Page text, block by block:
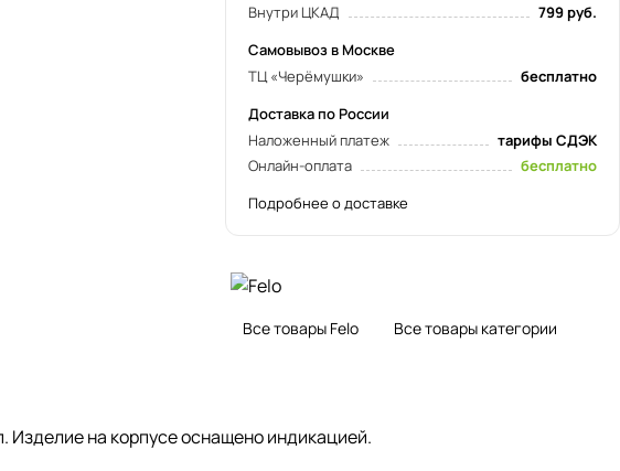
Внутри ЦКАД
799 руб.
Самовывоз в Москве
ТЦ «Черёмушки»
бесплатно
Доставка по России
Наложенный платеж
тарифы СДЭК
Онлайн-оплата
бесплатно
Подробнее о доставке
Все товары Felo Все товары категории
Изделие на корпусе оснащено индикацией.